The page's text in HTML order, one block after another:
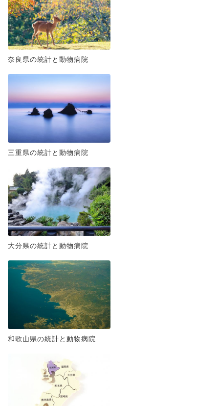
奈良県の統計と動物病院
三重県の統計と動物病院
大分県の統計と動物病院
和歌山県の統計と動物病院